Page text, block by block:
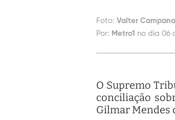
Foto: Valter
Por: Metro1 no dia 06
O Supremo
conciliação
Gilmar Mendes